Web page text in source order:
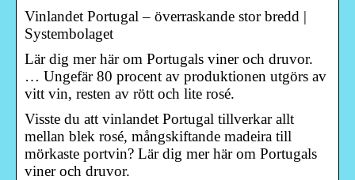
Vinlandet Portugal – överraskande stor bredd |
Systembolaget
Lär dig mer här om Portugals viner och druvor.
… Ungefär 80 procent av produktionen utgörs av
vitt vin, resten av rött och lite rosé.
Visste du att vinlandet Portugal tillverkar allt
mellan blek rosé, mångskiftande madeira till
mörkaste portvin? Lär dig mer här om Portugals
viner och druvor.